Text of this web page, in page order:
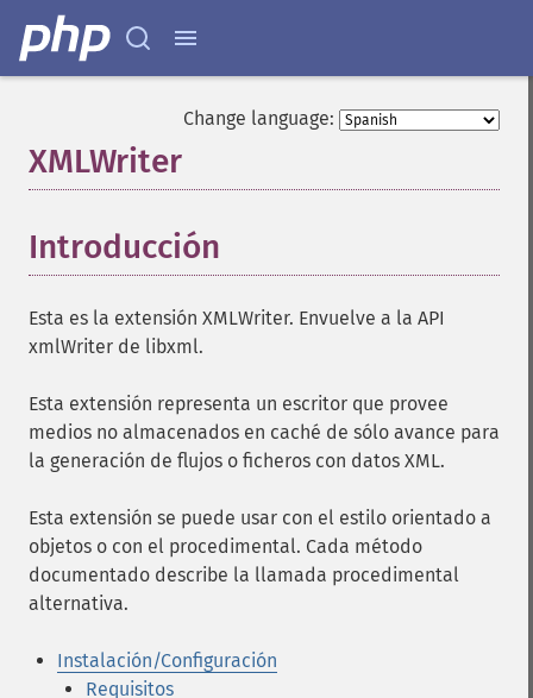
Change language:
XMLWriter
Introducción
Esta es la extensión XMLWriter. Envuelve a la API
xmlWriter de libxml.
Esta extensión representa un escritor que provee
medios no almacenados en caché de sólo avance para
la generación de flujos o ficheros con datos XML.
Esta extensión se puede usar con el estilo orientado a
objetos o con el procedimental. Cada método
documentado describe la llamada procedimental
alternativa.
Instalación/Configuración
Requisitos